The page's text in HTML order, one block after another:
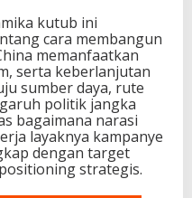
kutub ini
cara membangun
memanfaatkan
serta keberlanjutan
sumber daya, rute
politik jangka
bagaimana narasi
layaknya kampanye
dengan target
strategis.